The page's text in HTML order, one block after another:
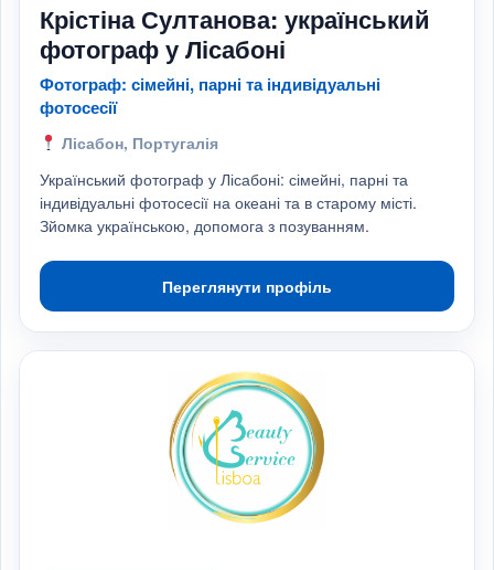
Крістіна Султанова: український
фотограф у Лісабоні
Фотограф: сімейні, парні та індивідуальні
фотосесії
Лісабон, Португалія
Український фотограф у Лісабоні: сімейні, парні та
індивідуальні фотосесії на океані та в старому місті.
Зйомка українською, допомога з позуванням.
Переглянути профіль